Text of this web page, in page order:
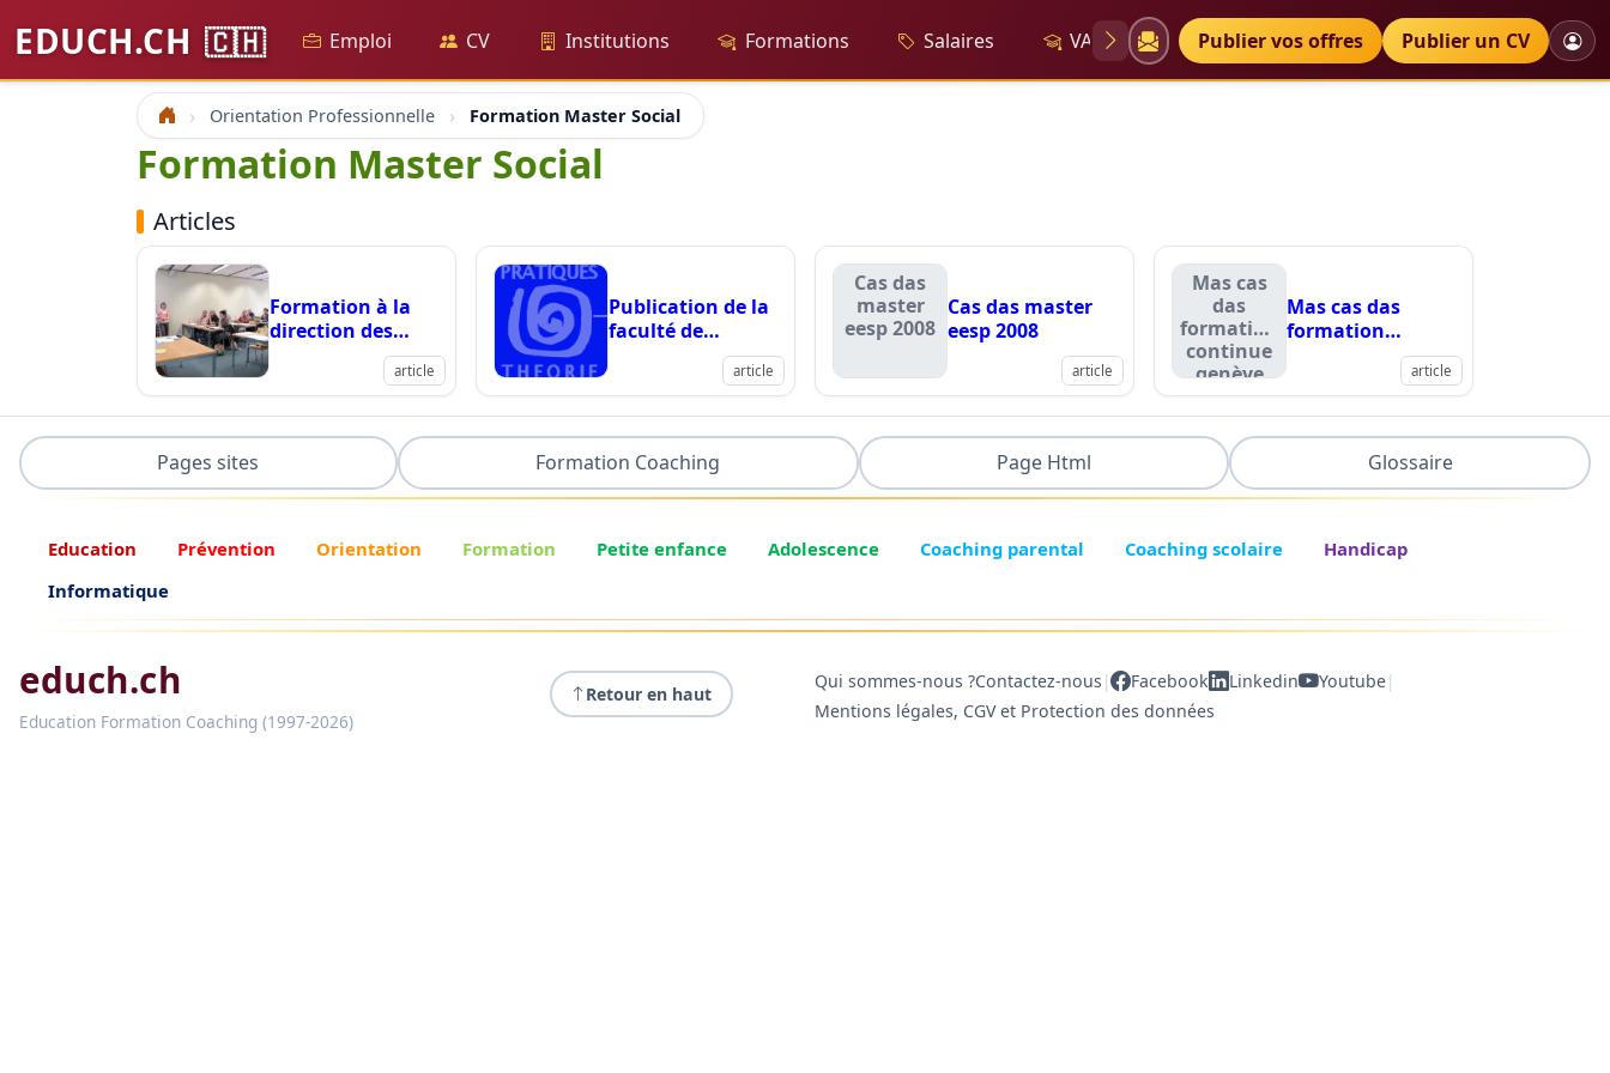
EDUCH.CH 🇨🇭 Emploi CV Institutions Formations Salaires VAE Diplômes Petites annonces
Publier vos offres Publier un CV
Accueil Orientation Professionnelle Formation Master Social
Formation Master Social
Articles
Formation à la
direction des
sociales et socio-
article
Publication de la
faculté de
psychologie et
l'éducation unige
article
Cas das
master
eesp 2008
Cas das master
eesp 2008
article
Mas cas
das
formation
continue
genève
ies
Mas cas das
formation
continue genève
article
Pages sites Formation Coaching Page Html Glossaire
Education Prévention Orientation Formation Petite enfance Adolescence Coaching parental Coaching scolaire
Handicap
Informatique
educh.ch
Education Formation Coaching (1997-2026)
Retour en haut
Qui sommes-nous ?Contactez-nous | Facebook Linkedin Youtube|
Mentions légales, CGV et Protection des données